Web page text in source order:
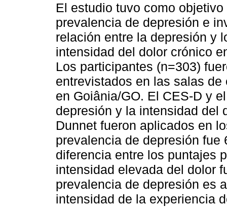
El estudio tuvo como
prevalencia de depresión e
relación entre la depresión y
intensidad del dolor crónico
Los participantes (n=303)
entrevistados en las salas
en Goiânia/GO. El CES-D y
depresión y la intensidad del
Dunnet fueron aplicados en
prevalencia de depresión fue
diferencia entre los puntajes
intensidad elevada del dolor
prevalencia de depresión es
intensidad de la experiencia